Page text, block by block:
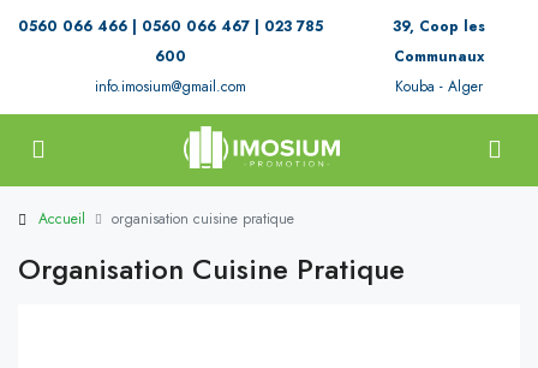
0560 066 466 | 0560 066 467 | 023 785
600
info.imosium@gmail.com
39, Coop les
Communaux
Kouba - Alger
Accueil organisation cuisine pratique
Organisation Cuisine Pratique